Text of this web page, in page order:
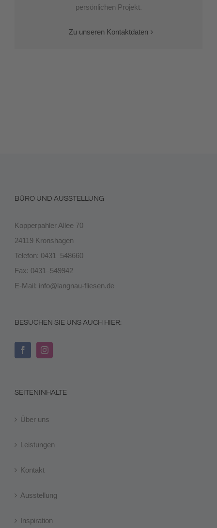
persönlichen Projekt.
Zu unseren Kontaktdaten
BÜRO UND AUSSTELLUNG
Kopperpahler Allee 70
24119 Kronshagen
Telefon: 0431–548660
Fax: 0431–549942
E-Mail: info@langnau-fliesen.de
BESUCHEN SIE UNS AUCH HIER:
SEITENINHALTE
Über uns
Leistungen
Kontakt
Ausstellung
Inspiration